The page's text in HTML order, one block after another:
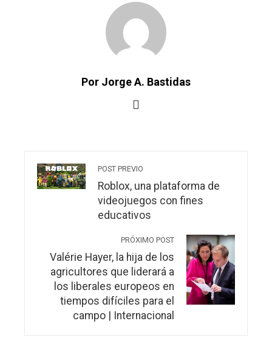
Por Jorge A. Bastidas
POST PREVIO
Roblox, una plataforma de
videojuegos con fines
educativos
PRÓXIMO POST
Valérie Hayer, la hija de los
agricultores que liderará a
los liberales europeos en
tiempos difíciles para el
campo | Internacional